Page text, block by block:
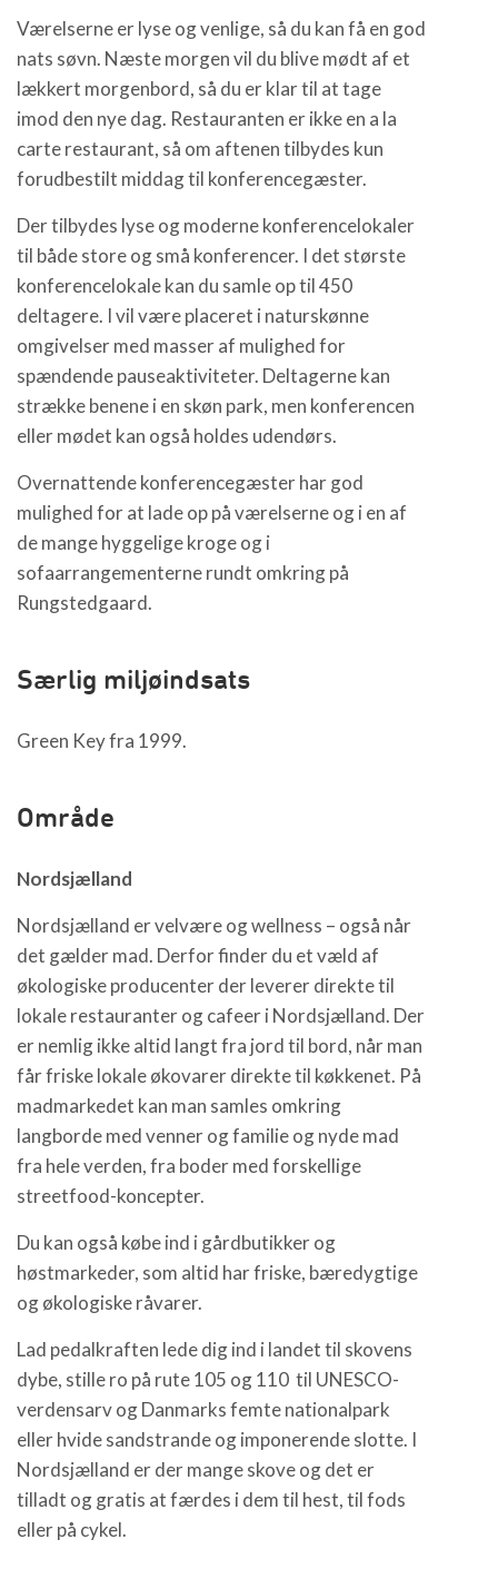
Værelserne er lyse og venlige, så du kan få en god
nats søvn. Næste morgen vil du blive mødt af et
lækkert morgenbord, så du er klar til at tage
imod den nye dag. Restauranten er ikke en a la
carte restaurant, så om aftenen tilbydes kun
forudbestilt middag til konferencegæster.
Der tilbydes lyse og moderne konferencelokaler
til både store og små konferencer. I det største
konferencelokale kan du samle op til 450
deltagere. I vil være placeret i naturskønne
omgivelser med masser af mulighed for
spændende pauseaktiviteter. Deltagerne kan
strække benene i en skøn park, men konferencen
eller mødet kan også holdes udendørs.
Overnattende konferencegæster har god
mulighed for at lade op på værelserne og i en af
de mange hyggelige kroge og i
sofaarrangementerne rundt omkring på
Rungstedgaard.
Særlig miljøindsats
Green Key fra 1999.
Område
Nordsjælland
Nordsjælland er velvære og wellness – også når
det gælder mad. Derfor finder du et væld af
økologiske producenter der leverer direkte til
lokale restauranter og cafeer i Nordsjælland. Der
er nemlig ikke altid langt fra jord til bord, når man
får friske lokale økovarer direkte til køkkenet. På
madmarkedet kan man samles omkring
langborde med venner og familie og nyde mad
fra hele verden, fra boder med forskellige
streetfood-koncepter.
Du kan også købe ind i gårdbutikker og
høstmarkeder, som altid har friske, bæredygtige
og økologiske råvarer.
Lad pedalkraften lede dig ind i landet til skovens
dybe, stille ro på rute 105 og 110 til UNESCO-
verdensarv og Danmarks femte nationalpark
eller hvide sandstrande og imponerende slotte. I
Nordsjælland er der mange skove og det er
tilladt og gratis at færdes i dem til hest, til fods
eller på cykel.